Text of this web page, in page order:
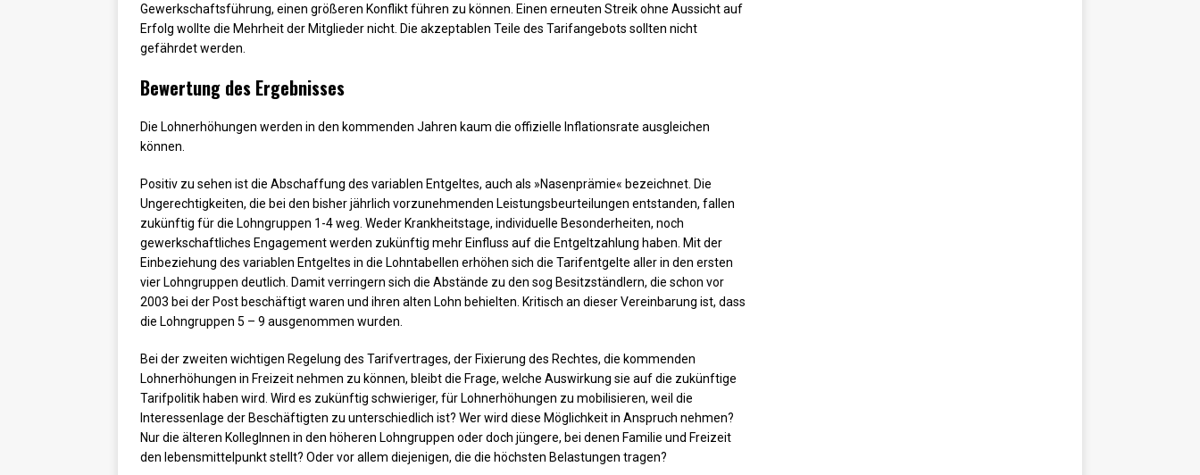
Gewerkschaftsführung, einen größeren Konflikt führen zu können. Einen erneuten Streik ohne Aussicht auf
Erfolg wollte die Mehrheit der Mitglieder nicht. Die akzeptablen Teile des Tarifangebots sollten nicht
gefährdet werden.
Bewertung des Ergebnisses
Die Lohnerhöhungen werden in den kommenden Jahren kaum die offizielle Inflationsrate ausgleichen
können.
Positiv zu sehen ist die Abschaffung des variablen Entgeltes, auch als »Nasenprämie« bezeichnet. Die
Ungerechtigkeiten, die bei den bisher jährlich vorzunehmenden Leistungsbeurteilungen entstanden, fallen
zukünftig für die Lohngruppen 1-4 weg. Weder Krankheitstage, individuelle Besonderheiten, noch
gewerkschaftliches Engagement werden zukünftig mehr Einfluss auf die Entgeltzahlung haben. Mit der
Einbeziehung des variablen Entgeltes in die Lohntabellen erhöhen sich die Tarifentgelte aller in den ersten
vier Lohngruppen deutlich. Damit verringern sich die Abstände zu den sog Besitzständlern, die schon vor
2003 bei der Post beschäftigt waren und ihren alten Lohn behielten. Kritisch an dieser Vereinbarung ist, dass
die Lohngruppen 5 – 9 ausgenommen wurden.
Bei der zweiten wichtigen Regelung des Tarifvertrages, der Fixierung des Rechtes, die kommenden
Lohnerhöhungen in Freizeit nehmen zu können, bleibt die Frage, welche Auswirkung sie auf die zukünftige
Tarifpolitik haben wird. Wird es zukünftig schwieriger, für Lohnerhöhungen zu mobilisieren, weil die
Interessenlage der Beschäftigten zu unterschiedlich ist? Wer wird diese Möglichkeit in Anspruch nehmen?
Nur die älteren KollegInnen in den höheren Lohngruppen oder doch jüngere, bei denen Familie und Freizeit
den lebensmittelpunkt stellt? Oder vor allem diejenigen, die die höchsten Belastungen tragen?